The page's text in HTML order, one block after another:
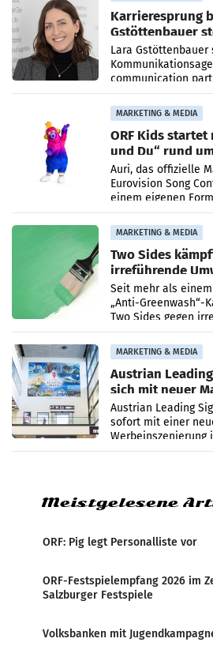
Karrieresprung
Gstöttenbauer
auf
Lara
communication
Die 27-jährige
und Kunden in den
MARKETING & MEDIA
ORF Kids startet
und Du“ rund
Menschen
Auri, das offizielle
Eurovision Song
einem eigenen
zurück. In der
bei ORF Kids steht
MARKETING & MEDIA
Two Sides
irreführende
beim
Seit mehr als
„Anti-Greenwash“-
Two Sides gegen
Umweltaussagen
und papierbasierten
MARKETING & MEDIA
Austrian
sich mit neuer
Flughafen Wien
Austrian Leading
sofort mit einer
Werbeinszenierung
Flughafen Wien.
Meistgelesene
ORF: Pig legt Personalliste vor
ORF-Festspielempfang 2026 im
Salzburger Festspiele
Volksbanken mit